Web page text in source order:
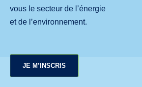
vous le secteur de l’énergie
et de l’environnement.
JE M’INSCRIS